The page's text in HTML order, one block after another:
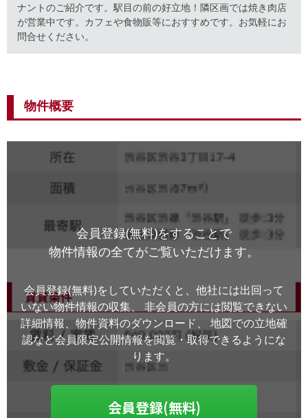
ナントのご紹介です。駅目の前の好立地！隣区画では焼き肉店
が営業中です。カフェや食物販等におすすめです。お気軽にお
問合せください。
物件概要
会員登録(無料)をすることで
物件情報の全てがご覧いただけます。
会員登録(無料)をしていただくと、他社には出回って
いない物件情報の収集、
非会員の方には閲覧できない
詳細情報、物件資料のダウンロード、
地図での立地確
認など会員限定公開情報を閲覧・取得できるようにな
ります。
会員登録(無料)